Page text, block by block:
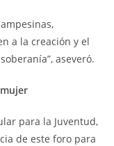
a la creación y el
aseveró.
para la Juventud,
de este foro para